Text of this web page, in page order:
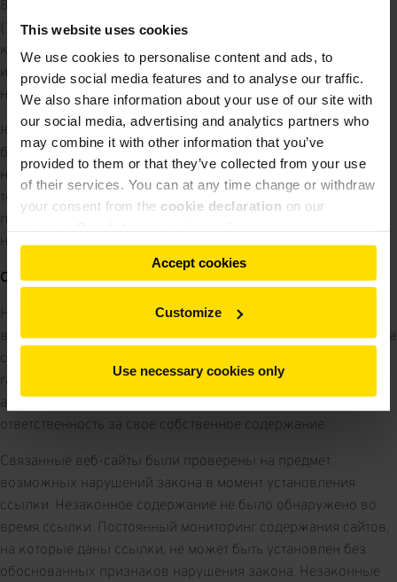
This website uses cookies
We use cookies to personalise content and ads, to
provide social media features and to analyse our traffic.
We also share information about your use of our site with
our social media, advertising and analytics partners who
may combine it with other information that you’ve
provided to them or that they’ve collected from your use
of their services. You can at any time change or withdraw
your consent from the cookie declaration on our
Accept cookies
Customize
Use necessary cookies only
8-10 Закона Германии о средствах массовой информации
(TMG) поставщики услуг не обязаны постоянно
контролировать предоставленную или хранимую
информацию или искать доказательства, указывающие на
незаконную деятельность.
Юридические обязательства по удалению информации или
блокировке использования информации остаются
неизменными. В этом случае ответственность возможна
только, если становится известно о конкретном
правонарушении. Незаконное содержание будет
немедленно удалено, как только мы узнаем о нем.
Ответственность за ссылки
Наше предложение включает в себя ссылки на внешние
веб-сайты третьих сторон. Мы не имеем никакого влияния на
содержание этих веб-сайтов, поэтому не можем
гарантировать их содержание. Поставщики или
администраторы связанных веб-сайтов всегда несут
ответственность за свое собственное содержание.
Связанные веб-сайты были проверены на предмет
возможных нарушений закона в момент установления
ссылки. Незаконное содержание не было обнаружено во
время ссылки. Постоянный мониторинг содержания сайтов,
на которые даны ссылки, не может быть установлен без
обоснованных признаков нарушения закона. Незаконные